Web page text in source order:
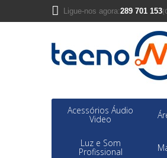
Ligue-nos agora:289 701 153
Acessórios Áudio
Video
Luz e Som
Profissional